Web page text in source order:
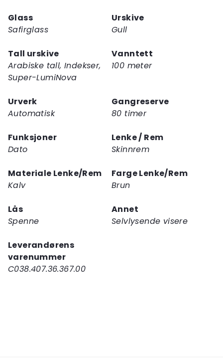
Glass
Safirglass
Urskive
Gull
Tall urskive
Arabiske tall, Indekser,
Super-LumiNova
Vanntett
100 meter
Urverk
Automatisk
Gangreserve
80 timer
Funksjoner
Dato
Lenke / Rem
Skinnrem
Materiale Lenke/Rem
Kalv
Farge Lenke/Rem
Brun
Lås
Spenne
Annet
Selvlysende visere
Leverandørens
varenummer
C038.407.36.367.00